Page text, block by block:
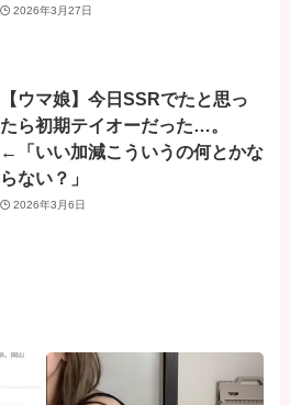
2026年3月27日
【ウマ娘】今日SSRでたと思っ
たら初期テイオーだった…。
←「いい加減こういうの何とかな
らない？」
2026年3月6日